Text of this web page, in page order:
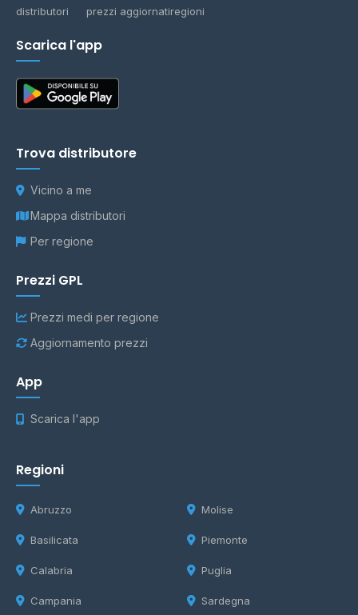
distributori prezzi aggiornatiregioni
Scarica l'app
Trova distributore
Vicino a me
Mappa distributori
Per regione
Prezzi GPL
Prezzi medi per regione
Aggiornamento prezzi
App
Scarica l'app
Regioni
Abruzzo
Basilicata
Calabria
Campania
Molise
Piemonte
Puglia
Sardegna